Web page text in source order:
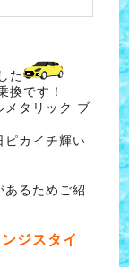
た
換です！
メタリック ブ
ピカイチ輝い
あるためご紹
ジスタイ